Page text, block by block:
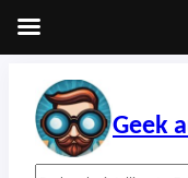
contenu
Geek